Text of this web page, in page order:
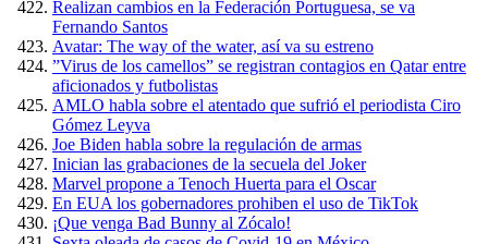
Realizan cambios en la Federación Portuguesa, se va
Fernando Santos
Avatar: The way of the water, así va su estreno
”Virus de los camellos” se registran contagios en Qatar entre
aficionados y futbolistas
AMLO habla sobre el atentado que sufrió el periodista Ciro
Gómez Leyva
Joe Biden habla sobre la regulación de armas
Inician las grabaciones de la secuela del Joker
Marvel propone a Tenoch Huerta para el Oscar
En EUA los gobernadores prohiben el uso de TikTok
¡Que venga Bad Bunny al Zócalo!